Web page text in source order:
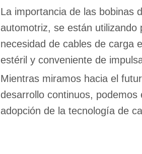
La importancia de las bobinas
automotriz, se están
necesidad de cables de carga
estéril y conveniente de
Mientras miramos hacia el
desarrollo continuos,
adopción de la tecnología de